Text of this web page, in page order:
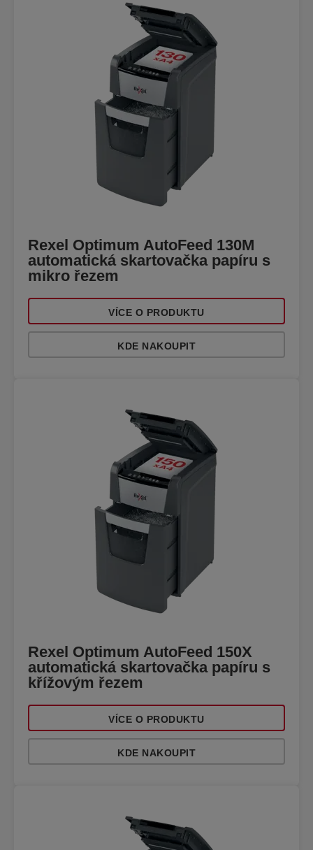
Rexel Optimum AutoFeed 130M
automatická skartovačka papíru s
mikro řezem
VÍCE O PRODUKTU
KDE NAKOUPIT
Rexel Optimum AutoFeed 150X
automatická skartovačka papíru s
křížovým řezem
VÍCE O PRODUKTU
KDE NAKOUPIT